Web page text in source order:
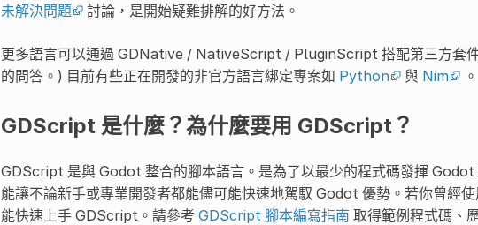
未解決問題
討論，是開始疑難排解的好方法。
更多語言可以通過 GDNative / NativeScript / PluginScript 搭配第三方套
的問答。) 目前有些正在開發的非官方語言綁定專案如 Python 與 Nim 。
GDScript 是什麼？為什麼要用 GDScript？
GDScript 是與 Godot 整合的腳本語言。是為了以最少的程式碼發揮
能讓不論新手或專業開發者都能儘可能快速地駕馭 Godot 優勢。若你曾經
能快速上手 GDScript。請參考 GDScript 腳本編寫指南 取得範例程式碼、